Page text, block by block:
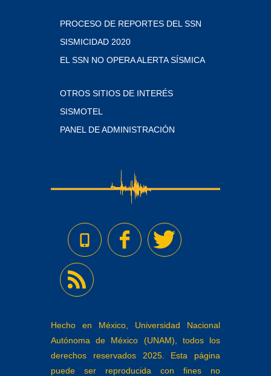
PROCESO DE REPORTES DEL SSN
SISMICIDAD 2020
EL SSN NO OPERA ALERTA SÍSMICA
OTROS SITIOS DE INTERÉS
SISMOTEL
PANEL DE ADMINISTRACIÓN
Hecho en México, Universidad Nacional
Autónoma de México (UNAM), todos los
derechos reservados 2025. Esta página
puede ser reproducida con fines no